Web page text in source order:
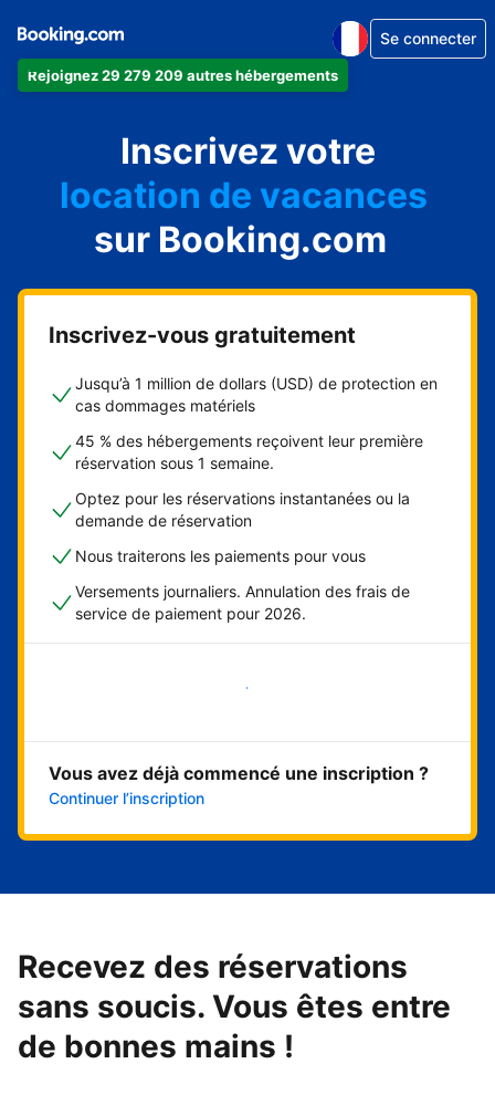
Rejoignez 29 279 209 autres hébergements
Se connecter
Inscrivez votre
appartement
hôtel
location de vacances
auberge de jeunesse
chambre d'hôtes
sur Booking.com
Inscrivez-vous gratuitement
Jusqu’à 1 million de dollars (USD) de protection en
cas dommages matériels
45 % des hébergements reçoivent leur première
réservation sous 1 semaine.
Optez pour les réservations instantanées ou la
demande de réservation
Nous traiterons les paiements pour vous
Versements journaliers. Annulation des frais de
service de paiement pour 2026.
Démarrer maintenant
Vous avez déjà commencé une inscription ?
Continuer l’inscription
Recevez des réservations
sans soucis. Vous êtes entre
de bonnes mains !